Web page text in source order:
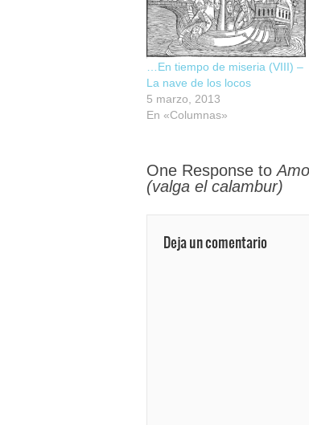
…En tiempo de miseria (VIII) –
La nave de los locos
5 marzo, 2013
En «Columnas»
One Response to
(valga el calambur)
Deja un comentario